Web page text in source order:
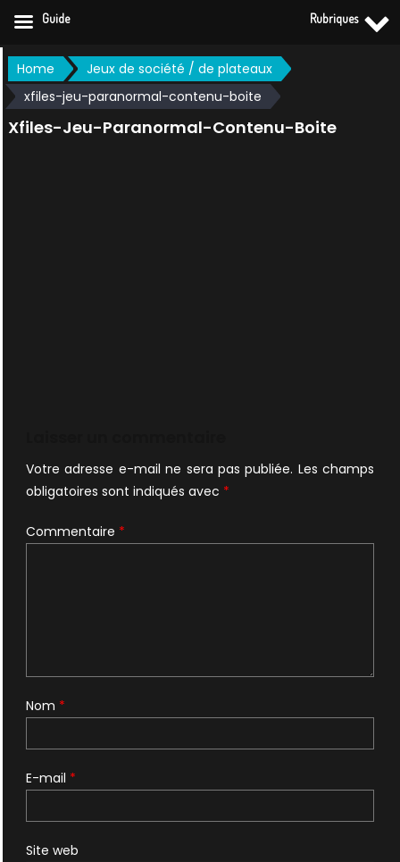
Skip
to
content
Home
Jeux de société / de plateaux
xfiles-jeu-paranormal-contenu-boite
Xfiles-Jeu-Paranormal-Contenu-Boite
Votre adresse e-mail ne sera pas publiée. Les champs
obligatoires sont indiqués avec *
Commentaire *
Nom *
E-mail *
Site web
Guide Rubriques